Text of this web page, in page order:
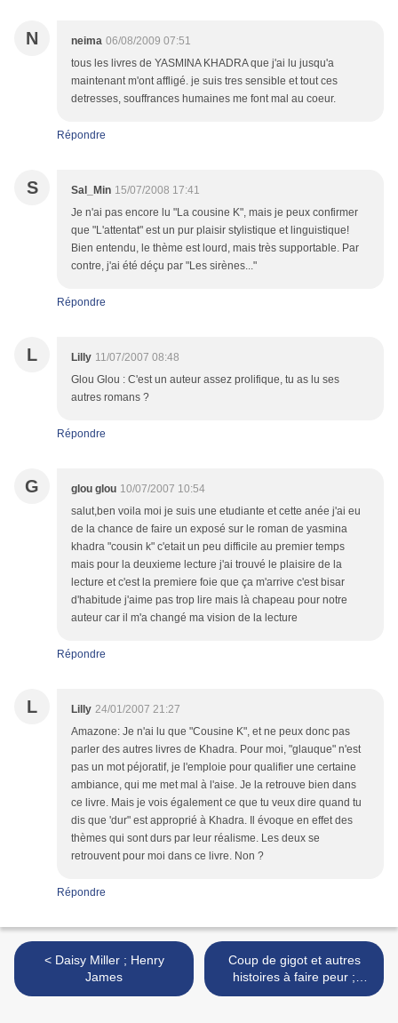
N neima 06/08/2009 07:51
tous les livres de YASMINA KHADRA que j'ai lu jusqu'a
maintenant m'ont affligé. je suis tres sensible et tout ces
detresses, souffrances humaines me font mal au coeur.
Répondre
S Sal_Min 15/07/2008 17:41
Je n'ai pas encore lu "La cousine K", mais je peux confirmer
que "L'attentat" est un pur plaisir stylistique et linguistique!
Bien entendu, le thème est lourd, mais très supportable. Par
contre, j'ai été déçu par "Les sirènes..."
Répondre
L Lilly 11/07/2007 08:48
Glou Glou : C'est un auteur assez prolifique, tu as lu ses
autres romans ?
Répondre
G glou glou 10/07/2007 10:54
salut,ben voila moi je suis une etudiante et cette anée j'ai eu
de la chance de faire un exposé sur le roman de yasmina
khadra "cousin k" c'etait un peu difficile au premier temps
mais pour la deuxieme lecture j'ai trouvé le plaisire de la
lecture et c'est la premiere foie que ça m'arrive c'est bisar
d'habitude j'aime pas trop lire mais là chapeau pour notre
auteur car il m'a changé ma vision de la lecture
Répondre
L Lilly 24/01/2007 21:27
Amazone: Je n'ai lu que "Cousine K", et ne peux donc pas
parler des autres livres de Khadra. Pour moi, "glauque" n'est
pas un mot péjoratif, je l'emploie pour qualifier une certaine
ambiance, qui me met mal à l'aise. Je la retrouve bien dans
ce livre. Mais je vois également ce que tu veux dire quand tu
dis que 'dur" est approprié à Khadra. Il évoque en effet des
thèmes qui sont durs par leur réalisme. Les deux se
retrouvent pour moi dans ce livre. Non ?
Répondre
< Daisy Miller ; Henry
James
Coup de gigot et autres
histoires à faire peur ;
Roald Dahl >